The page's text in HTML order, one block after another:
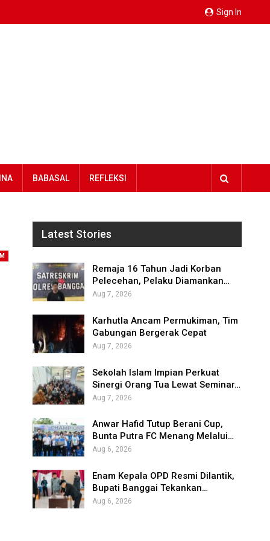
Sign In
BABASAL REFLEKSI
Latest Stories
Remaja 16 Tahun Jadi Korban
Pelecehan, Pelaku Diamankan…
Aug 7, 2026
Karhutla Ancam Permukiman, Tim
Gabungan Bergerak Cepat
Aug 7, 2026
Sekolah Islam Impian Perkuat
Sinergi Orang Tua Lewat Seminar…
Aug 7, 2026
Anwar Hafid Tutup Berani Cup,
Bunta Putra FC Menang Melalui…
Aug 6, 2026
Enam Kepala OPD Resmi Dilantik,
Bupati Banggai Tekankan…
Aug 6, 2026